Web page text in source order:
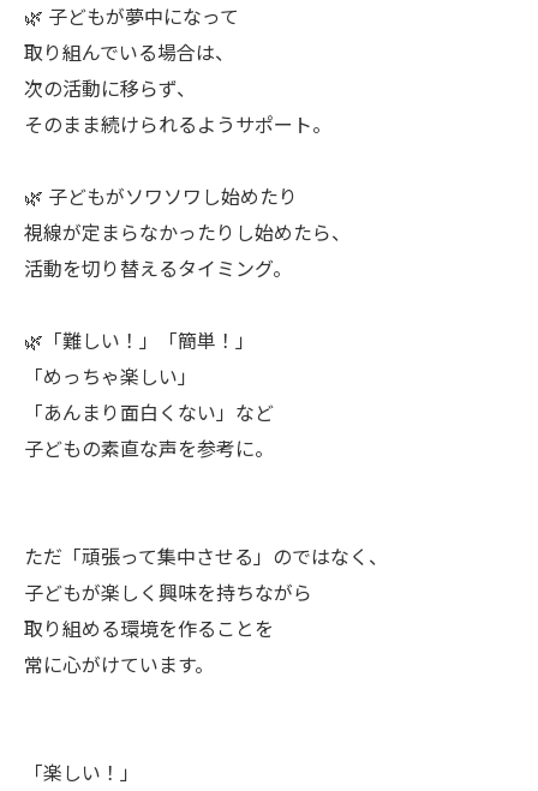
🌿 子どもが夢中になって
取り組んでいる場合は、
次の活動に移らず、
そのまま続けられるようサポート。
🌿 子どもがソワソワし始めたり
視線が定まらなかったりし始めたら、
活動を切り替えるタイミング。
🌿「難しい！」「簡単！」
「めっちゃ楽しい」
「あんまり面白くない」など
子どもの素直な声を参考に。
ただ「頑張って集中させる」のではなく、
子どもが楽しく興味を持ちながら
取り組める環境を作ることを
常に心がけています。
「楽しい！」